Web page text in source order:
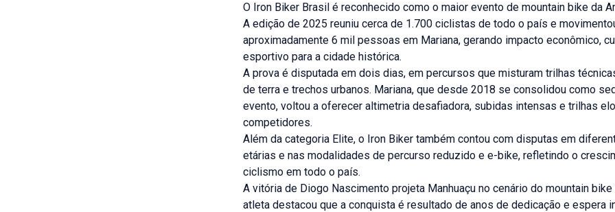
O Iron Biker Brasil é reconhecido como o maior evento de mountain bike da
A edição de 2025 reuniu cerca de 1.700 ciclistas de todo o país e
aproximadamente 6 mil pessoas em Mariana, gerando impacto econômico,
esportivo para a cidade histórica.
A prova é disputada em dois dias, em percursos que misturam trilhas
de terra e trechos urbanos. Mariana, que desde 2018 se consolidou como
evento, voltou a oferecer altimetria desafiadora, subidas intensas e trilhas
competidores.
Além da categoria Elite, o Iron Biker também contou com disputas em
etárias e nas modalidades de percurso reduzido e e-bike, refletindo o
ciclismo em todo o país.
A vitória de Diogo Nascimento projeta Manhuaçu no cenário do mountain bike
atleta destacou que a conquista é resultado de anos de dedicação e espera